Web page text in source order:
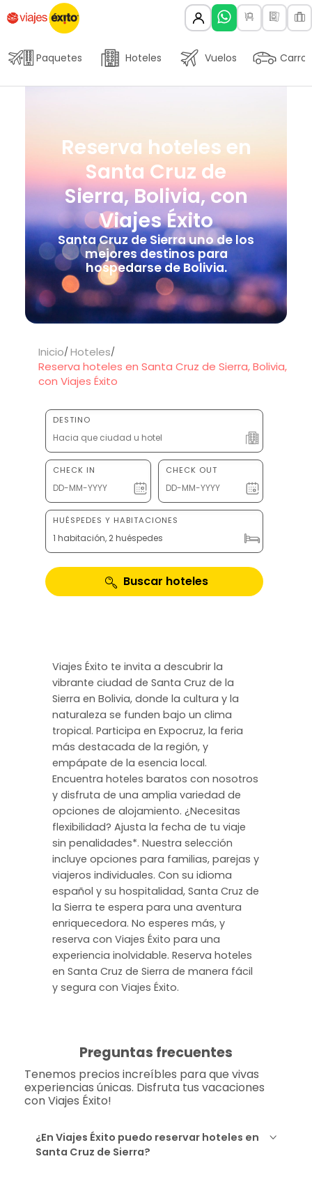
Paquetes Hoteles Vuelos Carros
Reserva hoteles en
Santa Cruz de
Sierra, Bolivia, con
Viajes Éxito
Santa Cruz de Sierra uno de los
mejores destinos para
hospedarse de Bolivia.
Inicio Hoteles
Reserva hoteles en Santa Cruz de Sierra, Bolivia,
con Viajes Éxito
DESTINO
CHECK IN CHECK OUT
HUÉSPEDES Y HABITACIONES
1 habitación, 2 huéspedes
Buscar hoteles
Viajes Éxito te invita a descubrir la
vibrante ciudad de Santa Cruz de la
Sierra en Bolivia, donde la cultura y la
naturaleza se funden bajo un clima
tropical. Participa en Expocruz, la feria
más destacada de la región, y
empápate de la esencia local.
Encuentra hoteles baratos con nosotros
y disfruta de una amplia variedad de
opciones de alojamiento. ¿Necesitas
flexibilidad? Ajusta la fecha de tu viaje
sin penalidades*. Nuestra selección
incluye opciones para familias, parejas y
viajeros individuales. Con su idioma
español y su hospitalidad, Santa Cruz de
la Sierra te espera para una aventura
enriquecedora. No esperes más, y
reserva con Viajes Éxito para una
experiencia inolvidable. Reserva hoteles
en Santa Cruz de Sierra de manera fácil
y segura con Viajes Éxito.
Preguntas frecuentes
Tenemos precios increíbles para que vivas
experiencias únicas. Disfruta tus vacaciones
con Viajes Éxito!
¿En Viajes Éxito puedo reservar hoteles en
Santa Cruz de Sierra?